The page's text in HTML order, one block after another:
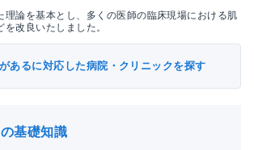
理論を基本とし、多くの医師の臨床現場における肌
改良いたしました。
あるに対応した病院・クリニックを探す
基礎知識